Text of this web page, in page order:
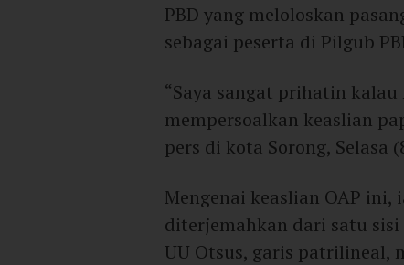
PBD yang meloloskan
sebagai peserta di Pilgub
“Saya sangat prihatin
mempersoalkan keaslian
pers di kota Sorong, Selasa
Mengenai keaslian OAP ini,
diterjemahkan dari satu sisi
UU Otsus, garis